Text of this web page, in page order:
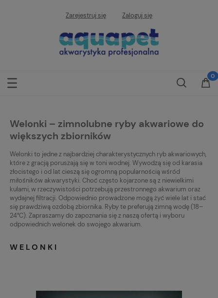
Zarejestruj się Zaloguj się
Welonki – zimnolubne ryby akwariowe do
większych zbiorników
Welonki to jedne z najbardziej charakterystycznych ryb akwariowych,
które z gracją poruszają się w toni wodnej. Wywodzą się od karasia
złocistego i od lat cieszą się ogromną popularnością wśród
miłośników akwarystyki. Choć często kojarzone są z niewielkimi
kulami, w rzeczywistości potrzebują przestronnego akwarium oraz
wydajnej filtracji. Odpowiednio prowadzone mogą żyć wiele lat i stać
się prawdziwą ozdobą zbiornika. Ryby te preferują zimną wodę (18–
24°C). Zapraszamy do zapoznania się z naszą ofertą i wyboru
odpowiednich welonek do swojego akwarium.
WELONKI